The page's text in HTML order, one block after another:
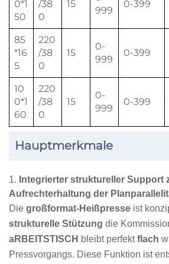
0*1
50
/38
0
15
999
0-399
85
*16
5
220
/38
0
15
0-
999
0-399
10
0*1
60
220
/38
0
15
0-
999
0-399
Hauptmerkmale
1. Integrierter struktureller Support
Aufrechterhaltung der
Die großformat-Heißpresse ist
strukturelle Stützung die
aRBEITSTISCH bleibt perfektflach
Pressvorgangs. Diese Funktion ist